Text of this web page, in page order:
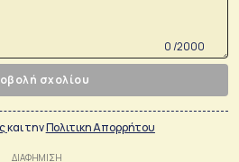
0 /2000
σχολίου
και τηνΠολιτικη Απορρήτου